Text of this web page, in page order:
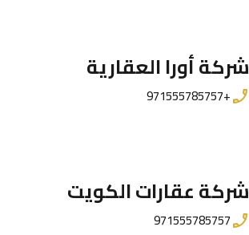
شركة أورا العقارية
+971555785757
شركة عقارات الكويت
971555785757